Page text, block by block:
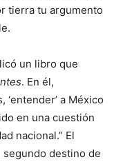
tierra tu argumento
un libro que
. En él,
‘entender’ a México
en una cuestión
nacional.” El
destino de